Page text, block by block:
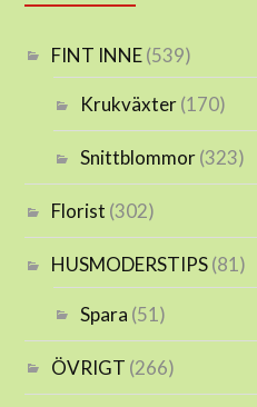
FINT INNE(539)
Krukväxter(170)
Snittblommor(323)
Florist (302)
HUSMODERSTIPS(81)
Spara (51)
ÖVRIGT (266)